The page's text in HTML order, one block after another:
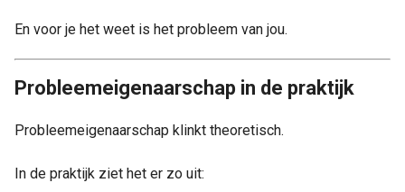
En voor je het weet is het probleem van jou.
Probleemeigenaarschap in de praktijk
Probleemeigenaarschap klinkt theoretisch.
In de praktijk ziet het er zo uit: